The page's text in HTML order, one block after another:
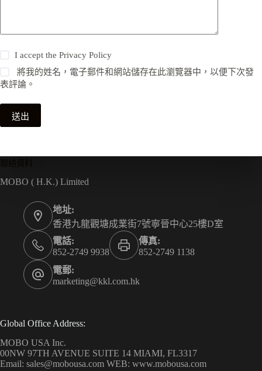
I accept thePrivacy Policy
將我的姓名，電子郵件和網站儲存在此瀏覽器中，以便下次發
表評論。
送出
MOBO ( H.K.) Limited
地址:
香港九龍觀塘成業街7號寧晉中心25樓D室
電話:
852-2749 9938
傳真:
852-2749 1138
電郵:
marketing@kkl.com.hk
Global Office Address:
MOBO USA Inc.
00NW 97TH AVENUE SUITE 14 MIAMI, FL3317
Email: sales@mobousa.com WEB: www.mobousa.com